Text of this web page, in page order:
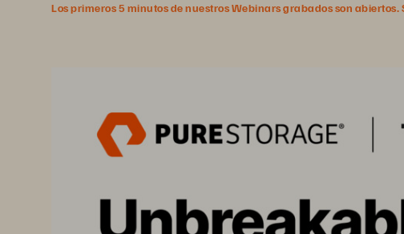
Los primeros 5 minutos de nuestros Webinars grabados son